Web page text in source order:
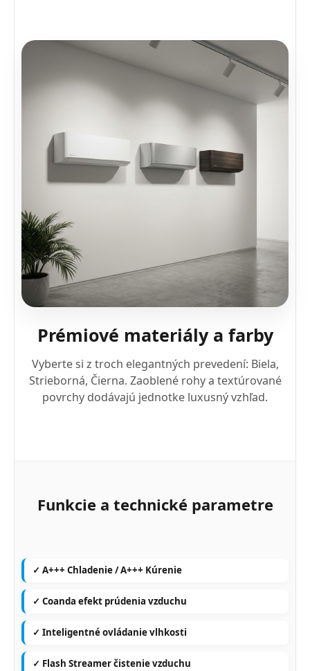
Prémiové materiály a farby
Vyberte si z troch elegantných prevedení: Biela,
Strieborná, Čierna. Zaoblené rohy a textúrované
povrchy dodávajú jednotke luxusný vzhľad.
Funkcie a technické parametre
✓ A+++ Chladenie / A+++ Kúrenie
✓ Coanda efekt prúdenia vzduchu
✓ Inteligentné ovládanie vlhkosti
✓ Flash Streamer čistenie vzduchu